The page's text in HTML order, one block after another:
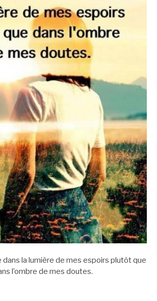
dans la lumière de mes espoirs plutôt que
l’ombre de mes doutes.